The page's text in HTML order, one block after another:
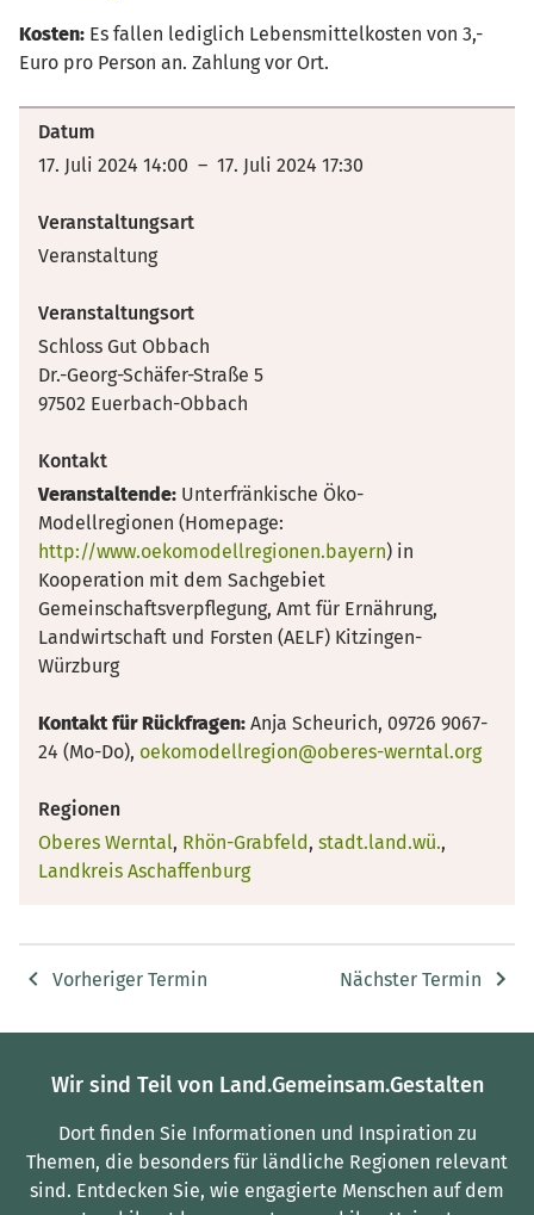
Kosten: Es fallen lediglich Lebensmittelkosten von 3,-
Euro pro Person an. Zahlung vor Ort.
Datum
17. Juli 2024 14:00 – 17. Juli 2024 17:30
Veranstaltungsart
Veranstaltung
Veranstaltungsort
Schloss Gut Obbach
Dr.-Georg-Schäfer-Straße 5
97502 Euerbach-Obbach
Kontakt
Veranstaltende: Unterfränkische Öko-
Modellregionen (Homepage:
http://www.oekomodellregionen.bayern) in
Kooperation mit dem Sachgebiet
Gemeinschaftsverpflegung, Amt für Ernährung,
Landwirtschaft und Forsten (AELF) Kitzingen-
Würzburg
Kontakt für Rückfragen: Anja Scheurich, 09726 9067-
24 (Mo-Do), oekomodellregion@oberes-werntal.org
Regionen
Oberes Werntal, Rhön-Grabfeld, stadt.land.wü.,
Landkreis Aschaffenburg
Vorheriger Termin Nächster Termin
Wir sind Teil von Land.Gemeinsam.Gestalten
Dort finden Sie Informationen und Inspiration zu
Themen, die besonders für ländliche Regionen relevant
sind. Entdecken Sie, wie engagierte Menschen auf dem